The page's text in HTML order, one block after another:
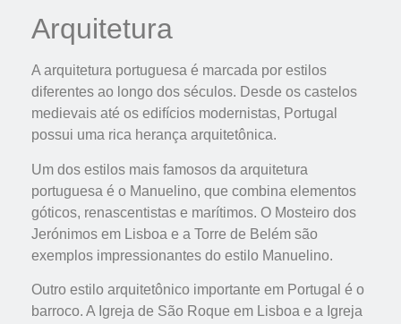
Arquitetura
A arquitetura portuguesa é marcada por estilos
diferentes ao longo dos séculos. Desde os castelos
medievais até os edifícios modernistas, Portugal
possui uma rica herança arquitetônica.
Um dos estilos mais famosos da arquitetura
portuguesa é o Manuelino, que combina elementos
góticos, renascentistas e marítimos. O Mosteiro dos
Jerónimos em Lisboa e a Torre de Belém são
exemplos impressionantes do estilo Manuelino.
Outro estilo arquitetônico importante em Portugal é o
barroco. A Igreja de São Roque em Lisboa e a Igreja